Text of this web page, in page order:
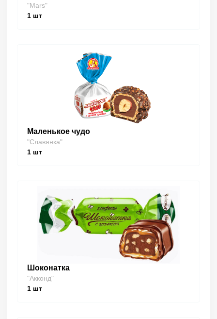
"Mars"
1 шт
Маленькое чудо
"Славянка"
1 шт
Шоконатка
"Акконд"
1 шт